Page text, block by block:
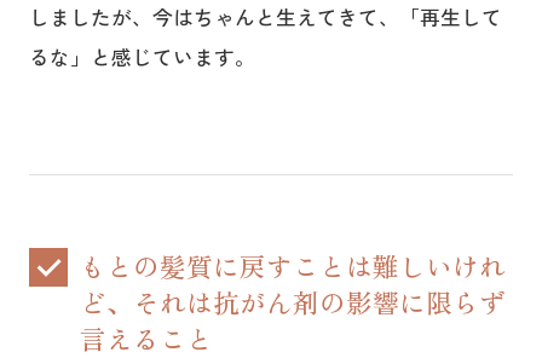
しましたが、今はちゃんと生えてきて、「再生して
るな」と感じています。
もとの髪質に戻すことは難しいけれ
ど、それは抗がん剤の影響に限らず
言えること